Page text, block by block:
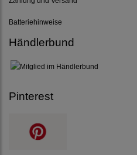
Batteriehinweise
Händlerbund
Pinterest